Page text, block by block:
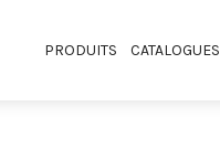
PRODUITS CATALOGUES